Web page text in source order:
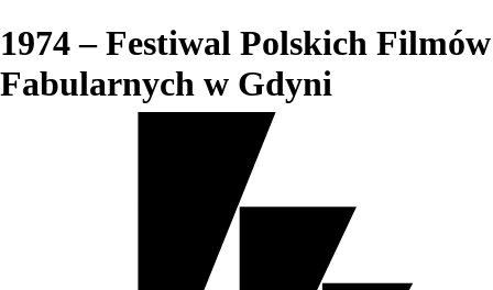
1974 – Festiwal Polskich Filmów
Fabularnych w Gdyni